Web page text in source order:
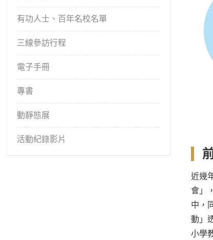
有功人士、百年名校名單
三線參訪行程
電子手冊
專書
動靜態展
活動紀錄影片
近幾
會」
中，
動」
小學